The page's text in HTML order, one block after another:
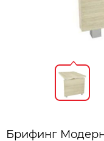
Брифинг Модерн